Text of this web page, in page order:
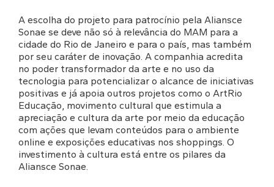
A escolha do projeto para patrocínio pela Aliansce
Sonae se deve não só à relevância do MAM para a
cidade do Rio de Janeiro e para o país, mas também
por seu caráter de inovação. A companhia acredita
no poder transformador da arte e no uso da
tecnologia para potencializar o alcance de iniciativas
positivas e já apoia outros projetos como o ArtRio
Educação, movimento cultural que estimula a
apreciação e cultura da arte por meio da educação
com ações que levam conteúdos para o ambiente
online e exposições educativas nos shoppings. O
investimento à cultura está entre os pilares da
Aliansce Sonae.